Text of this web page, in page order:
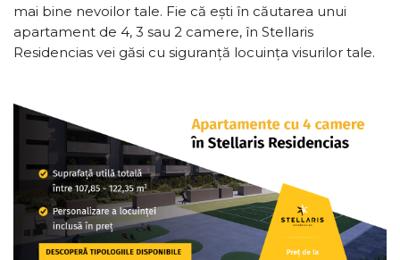
mai bine nevoilor tale. Fie că ești în căutarea unui
apartament de 4, 3 sau 2 camere, în Stellaris
Residencias vei găsi cu siguranță locuința visurilor tale.